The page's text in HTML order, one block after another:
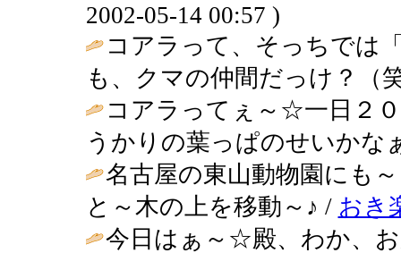
2002-05-14 00:57 )
コアラって、そっちでは
も、クマの仲間だっけ？（
コアラってぇ～☆一日２
うかりの葉っぱのせいかな
名古屋の東山動物園にも
と～木の上を移動～♪ / おき
今日はぁ～☆殿、わか、